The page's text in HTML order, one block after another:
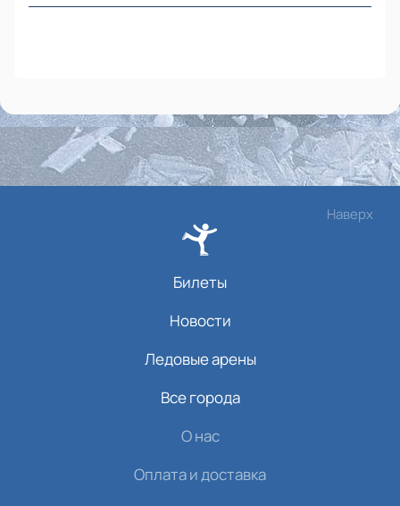
Наверх
Билеты
Новости
Ледовые арены
Все города
О нас
Оплата и доставка